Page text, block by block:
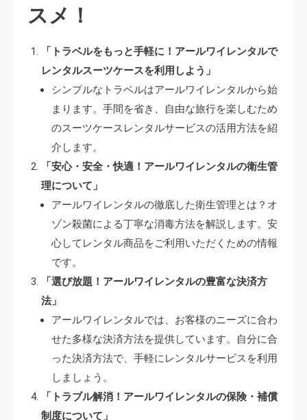
スメ！
「トラベルをもっと手軽に！アールワイレンタルで
レンタルスーツケースを利用しよう」
シンプルなトラベルはアールワイレンタルから始
まります。手間を省き、自由な旅行を楽しむため
のスーツケースレンタルサービスの活用方法を紹
介します。
「安心・安全・快適！アールワイレンタルの衛生管
理について」
アールワイレンタルの徹底した衛生管理とは？オ
ゾン殺菌による丁寧な消毒方法を解説します。安
心してレンタル商品をご利用いただくための情報
です。
「選び放題！アールワイレンタルの豊富な決済方
法」
アールワイレンタルでは、お客様のニーズに合わ
せた多様な決済方法を提供しています。自分に合
った決済方法で、手軽にレンタルサービスを利用
しましょう。
「トラブル解消！アールワイレンタルの保険・補償
制度について」